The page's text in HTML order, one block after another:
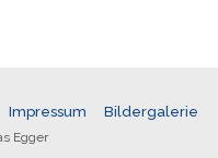
Impressum Bildergalerie
Egger